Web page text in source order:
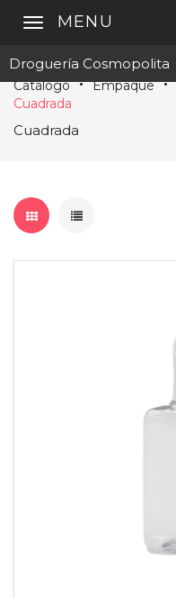
Droguería Cosmopolita
MENU
Catálogo Empaque
Cuadrada
Cuadrada